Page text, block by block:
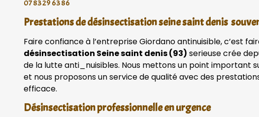
07 83 29 63 86
Prestations de désinsectisation seine saint denis
Faire confiance à l’entreprise Giordano antinuisible, c’est
désinsectisation Seine saint denis (93) serieuse crée
de la lutte anti_nuisibles. Nous mettons un point important
et nous proposons un service de qualité avec des
efficace.
Désinsectisation professionnelle en urgence